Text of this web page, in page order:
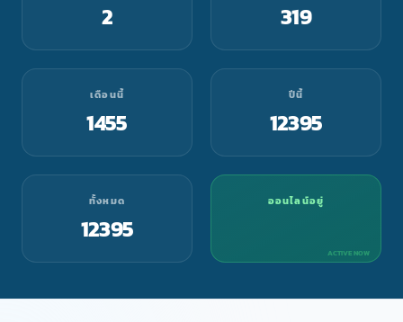
2 319
เดือนนี้
1455
ปีนี้
12395
ทั้งหมด
12395
ออนไลน์อยู่
ACTIVE NOW